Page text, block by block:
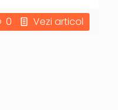
0 Vezi articol